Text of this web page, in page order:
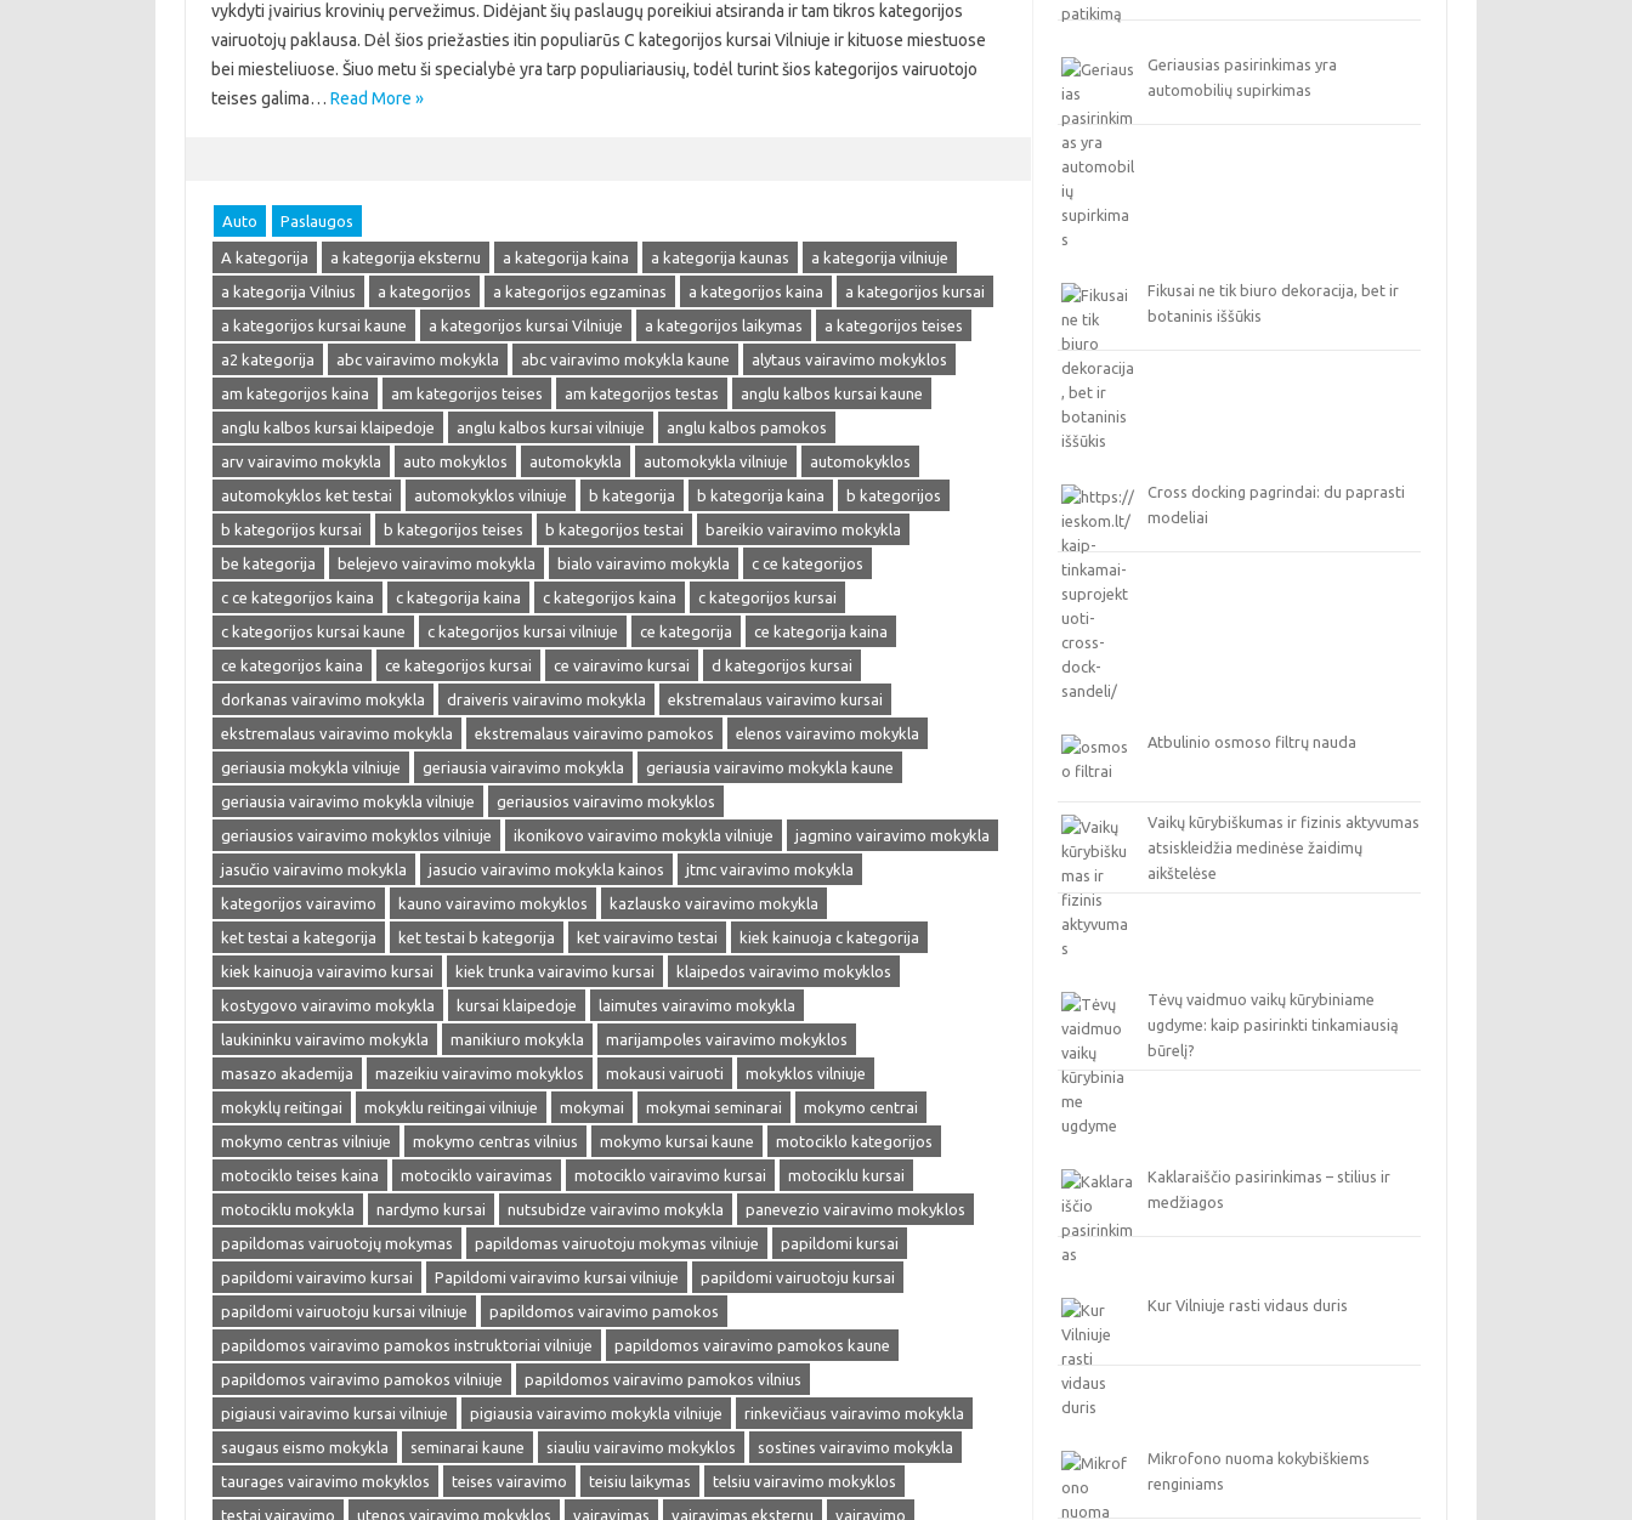
vykdyti įvairius krovinių pervežimus. Didėjant šių paslaugų poreikiui atsiranda ir tam tikros kategorijos
vairuotojų paklausa. Dėl šios priežasties itin populiarūs C kategorijos kursai Vilniuje ir kituose miestuose
bei miesteliuose. Šiuo metu ši specialybė yra tarp populiariausių, todėl turint šios kategorijos vairuotojo
teises galima… Read More »
Auto Paslaugos
A kategorija a kategorija eksternu a kategorija kaina a kategorija kaunas
a kategorija vilniuje
a kategorija Vilnius
a kategorijos a kategorijos egzaminas a kategorijos kaina
a kategorijos kursai
a kategorijos kursai kaune
a kategorijos kursai Vilniuje a kategorijos laikymas
a kategorijos teises
a2 kategorija
abc vairavimo mokykla abc vairavimo mokykla kaune
alytaus vairavimo mokyklos
am kategorijos kaina
am kategorijos teises am kategorijos testas
anglu kalbos kursai kaune
anglu kalbos kursai klaipedoje
anglu kalbos kursai vilniuje
anglu kalbos pamokos
arv vairavimo mokykla
auto mokyklos automokykla automokykla vilniuje
automokyklos
automokyklos ket testai
automokyklos vilniuje b kategorija b kategorija kaina
b kategorijos
b kategorijos kursai
b kategorijos teises b kategorijos testai
bareikio vairavimo mokykla
be kategorija
belejevo vairavimo mokykla bialo vairavimo mokykla
c ce kategorijos
c ce kategorijos kaina
c kategorija kaina c kategorijos kaina
c kategorijos kursai
c kategorijos kursai kaune
c kategorijos kursai vilniuje ce kategorija
ce kategorija kaina
ce kategorijos kaina
ce kategorijos kursai ce vairavimo kursai
d kategorijos kursai
dorkanas vairavimo mokykla
draiveris vairavimo mokykla
ekstremalaus vairavimo kursai
ekstremalaus vairavimo mokykla
ekstremalaus vairavimo pamokos
elenos vairavimo mokykla
geriausia mokykla vilniuje
geriausia vairavimo mokykla
geriausia vairavimo mokykla kaune
geriausia vairavimo mokykla vilniuje
geriausios vairavimo mokyklos
geriausios vairavimo mokyklos vilniuje
ikonikovo vairavimo mokykla vilniuje
jagmino vairavimo mokykla
jasučio vairavimo mokykla
jasucio vairavimo mokykla kainos
jtmc vairavimo mokykla
kategorijos vairavimo
kauno vairavimo mokyklos
kazlausko vairavimo mokykla
ket testai a kategorija
ket testai b kategorija ket vairavimo testai
kiek kainuoja c kategorija
kiek kainuoja vairavimo kursai
kiek trunka vairavimo kursai
klaipedos vairavimo mokyklos
kostygovo vairavimo mokykla
kursai klaipedoje
laimutes vairavimo mokykla
laukininku vairavimo mokykla
manikiuro mokykla
marijampoles vairavimo mokyklos
masazo akademija
mazeikiu vairavimo mokyklos mokausi vairuoti
mokyklos vilniuje
mokyklų reitingai
mokyklu reitingai vilniuje mokymai mokymai seminarai
mokymo centrai
mokymo centras vilniuje
mokymo centras vilnius mokymo kursai kaune
motociklo kategorijos
motociklo teises kaina
motociklo vairavimas motociklo vairavimo kursai
motociklu kursai
motociklu mokykla
nardymo kursai nutsubidze vairavimo mokykla
panevezio vairavimo mokyklos
papildomas vairuotojų mokymas
papildomas vairuotoju mokymas vilniuje
papildomi kursai
papildomi vairavimo kursai
Papildomi vairavimo kursai vilniuje
papildomi vairuotoju kursai
papildomi vairuotoju kursai vilniuje
papildomos vairavimo pamokos
papildomos vairavimo pamokos instruktoriai vilniuje
papildomos vairavimo pamokos kaune
papildomos vairavimo pamokos vilniuje
papildomos vairavimo pamokos vilnius
pigiausi vairavimo kursai vilniuje
pigiausia vairavimo mokykla vilniuje
rinkevičiaus vairavimo mokykla
saugaus eismo mokykla
seminarai kaune siauliu vairavimo mokyklos
sostines vairavimo mokykla
taurages vairavimo mokyklos
teises vairavimo teisiu laikymas
telsiu vairavimo mokyklos
testai vairavimo
utenos vairavimo mokyklos vairavimas vairavimas eksternu
vairavimo
Geriausias pasirinkimas yra
automobilių supirkimas
Fikusai ne tik biuro dekoracija, bet ir
botaninis iššūkis
Cross docking pagrindai: du paprasti
modeliai
Atbulinio osmoso filtrų nauda
Vaikų kūrybiškumas ir fizinis aktyvumas
atsiskleidžia medinėse žaidimų
aikštelėse
Tėvų vaidmuo vaikų kūrybiniame
ugdyme: kaip pasirinkti tinkamiausią
būrelį?
Kaklaraiščio pasirinkimas – stilius ir
medžiagos
Kur Vilniuje rasti vidaus duris
Mikrofono nuoma kokybiškiems
renginiams